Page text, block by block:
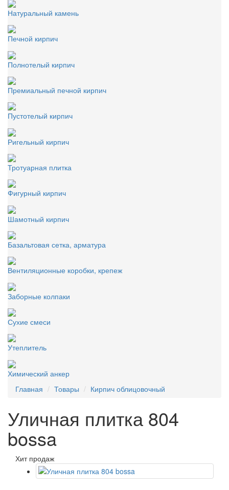
Натуральный камень
Печной кирпич
Полнотелый кирпич
Премиальный печной кирпич
Пустотелый кирпич
Ригельный кирпич
Тротуарная плитка
Фигурный кирпич
Шамотный кирпич
Базальтовая сетка, арматура
Вентиляционные коробки, крепеж
Заборные колпаки
Сухие смеси
Утеплитель
Химический анкер
Главная
Товары Кирпич облицовочный
Уличная плитка 804
bossa
Хит продаж